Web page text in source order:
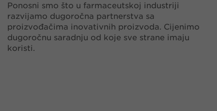
Ponosni smo što u farmaceutskoj industriji
razvijamo dugoročna partnerstva sa
proizvođačima inovativnih proizvoda. Cijenimo
dugoročnu saradnju od koje sve strane imaju
koristi.